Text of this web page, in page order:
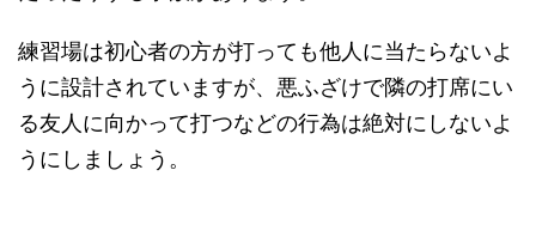
練習場は初心者の方が打っても他人に当たらないよ
うに設計されていますが、悪ふざけで隣の打席にい
る友人に向かって打つなどの行為は絶対にしないよ
うにしましょう。